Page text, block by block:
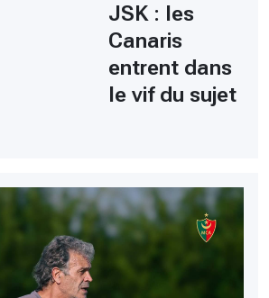
JSK : les
Canaris
entrent dans
le vif du sujet